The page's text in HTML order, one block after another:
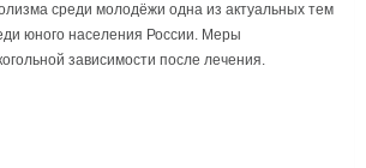
среди молодёжи одна из актуальных тем
юного населения России. Меры
зависимости после лечения.